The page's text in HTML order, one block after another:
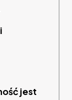
jest